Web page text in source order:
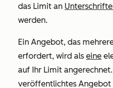
das Limit an
werden.
Ein Angebot, das
erfordert, wird als eine
auf Ihr Limit
veröffentlichtes